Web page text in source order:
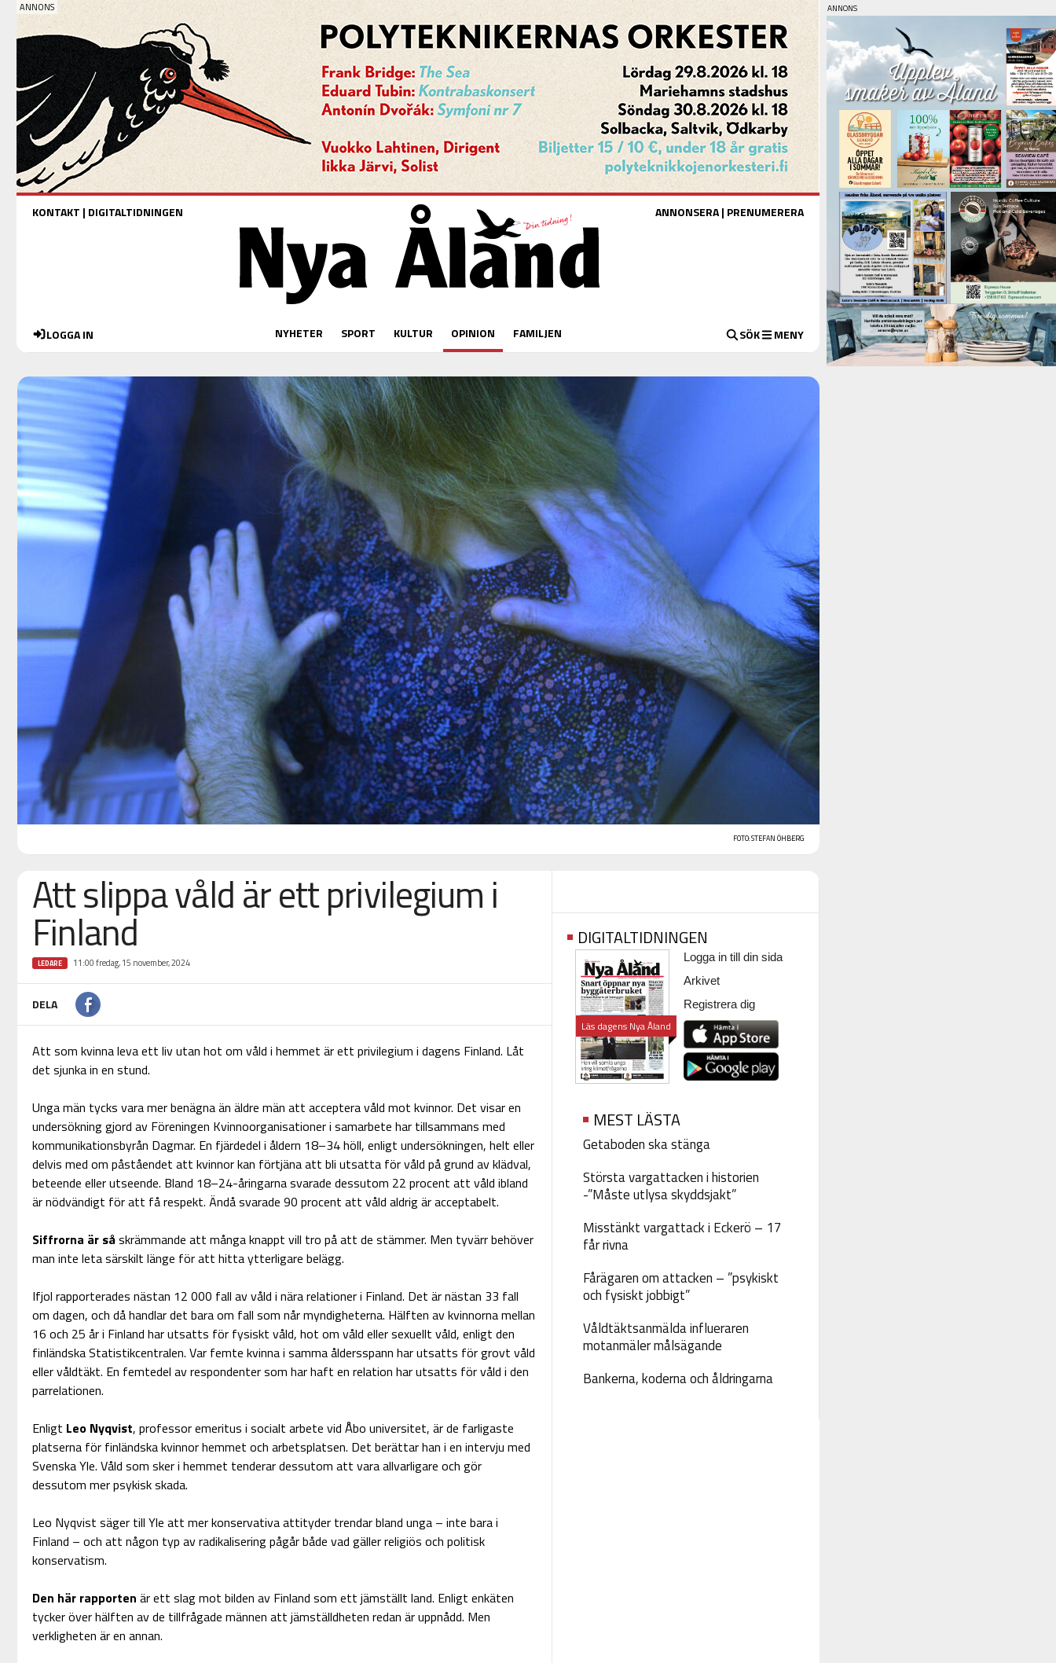
KONTAKT | DIGITALTIDNINGEN ANNONSERA| PRENUMERERA
LOGGA IN NYHETER SPORT KULTUR OPINION FAMILJEN SÖK MENY
FOTO: STEFAN ÖHBERG
Att slippa våld är ett privilegium i
Finland
LEDARE 11:00 fredag, 15 november, 2024
DELA
Att som kvinna leva ett liv utan hot om våld i hemmet är ett privilegium i dagens Finland. Låt
det sjunka in en stund.
Unga män tycks vara mer benägna än äldre män att acceptera våld mot kvinnor. Det visar en
undersökning gjord av Föreningen Kvinnoorganisationer i samarbete har tillsammans med
kommunikationsbyrån Dagmar. En fjärdedel i åldern 18–34 höll, enligt undersökningen, helt eller
delvis med om påståendet att kvinnor kan förtjäna att bli utsatta för våld på grund av klädval,
beteende eller utseende. Bland 18–24-åringarna svarade dessutom 22 procent att våld ibland
är nödvändigt för att få respekt. Ändå svarade 90 procent att våld aldrig är acceptabelt.
Siffrorna är såskrämmande att många knappt vill tro på att de stämmer. Men tyvärr behöver
man inte leta särskilt länge för att hitta ytterligare belägg.
Ifjol rapporterades nästan 12 000 fall av våld i nära relationer i Finland. Det är nästan 33 fall
om dagen, och då handlar det bara om fall som når myndigheterna. Hälften av kvinnorna mellan
16 och 25 år i Finland har utsatts för fysiskt våld, hot om våld eller sexuellt våld, enligt den
finländska Statistikcentralen. Var femte kvinna i samma åldersspann har utsatts för grovt våld
eller våldtäkt. En femtedel av respondenter som har haft en relation har utsatts för våld i den
parrelationen.
Enligt Leo Nyqvist, professor emeritus i socialt arbete vid Åbo universitet, är de farligaste
platserna för finländska kvinnor hemmet och arbetsplatsen. Det berättar han i en intervju med
Svenska Yle. Våld som sker i hemmet tenderar dessutom att vara allvarligare och gör
dessutom mer psykisk skada.
Leo Nyqvist säger till Yle att mer konservativa attityder trendar bland unga – inte bara i
Finland – och att någon typ av radikalisering pågår både vad gäller religiös och politisk
konservatism.
Den här rapporten är ett slag mot bilden av Finland som ett jämställt land. Enligt enkäten
tycker över hälften av de tillfrågade männen att jämställdheten redan är uppnådd. Men
verkligheten är en annan.
DIGITALTIDNINGEN
Läs dagens Nya Åland
Logga in till din sida
Arkivet
Registrera dig
MEST LÄSTA
Getaboden ska stänga
Största vargattacken i historien
-”Måste utlysa skyddsjakt”
Misstänkt vargattack i Eckerö – 17
får rivna
Fårägaren om attacken – ”psykiskt
och fysiskt jobbigt”
Våldtäktsanmälda influeraren
motanmäler målsägande
Bankerna, koderna och åldringarna